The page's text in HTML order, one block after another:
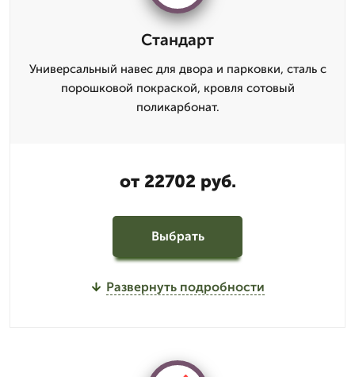
Стандарт
Универсальный навес для двора и парковки, сталь с
порошковой покраской, кровля сотовый
поликарбонат.
от 22702 руб.
Выбрать
Развернуть подробности